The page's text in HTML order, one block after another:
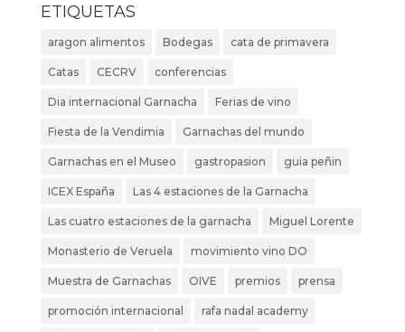
ETIQUETAS
aragon alimentos Bodegas cata de primavera
Catas CECRV conferencias
Dia internacional Garnacha Ferias de vino
Fiesta de la Vendimia Garnachas del mundo
Garnachas en el Museo gastropasion guia peñin
ICEX España Las 4 estaciones de la Garnacha
Las cuatro estaciones de la garnacha Miguel Lorente
Monasterio de Veruela movimiento vino DO
Muestra de Garnachas OIVE premios prensa
promoción internacional rafa nadal academy